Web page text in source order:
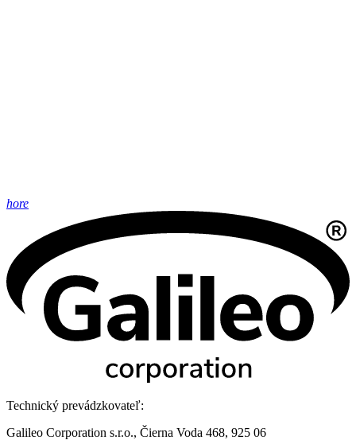
hore
Technický prevádzkovateľ:
Galileo Corporation s.r.o., Čierna Voda 468, 925 06